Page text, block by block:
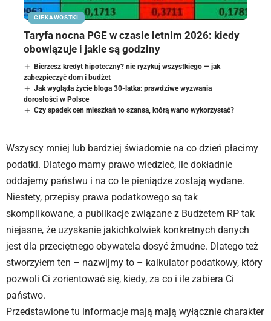
CIEKAWOSTKI
Taryfa nocna PGE w czasie letnim 2026: kiedy
obowiązuje i jakie są godziny
Bierzesz kredyt hipoteczny? nie ryzykuj wszystkiego — jak
zabezpieczyć dom i budżet
Jak wygląda życie bloga 30-latka: prawdziwe wyzwania
dorosłości w Polsce
Czy spadek cen mieszkań to szansa, którą warto wykorzystać?
Wszyscy mniej lub bardziej świadomie na co dzień płacimy
podatki. Dlatego mamy prawo wiedzieć, ile dokładnie
oddajemy państwu i na co te pieniądze zostają wydane.
Niestety, przepisy prawa podatkowego są tak
skomplikowane, a publikacje związane z Budżetem RP tak
niejasne, że uzyskanie jakichkolwiek konkretnych danych
jest dla przeciętnego obywatela dosyć żmudne. Dlatego też
stworzyłem ten – nazwijmy to – kalkulator podatkowy, który
pozwoli Ci zorientować się, kiedy, za co i ile zabiera Ci
państwo.
Przedstawione tu informacje mają mają wyłącznie charakter